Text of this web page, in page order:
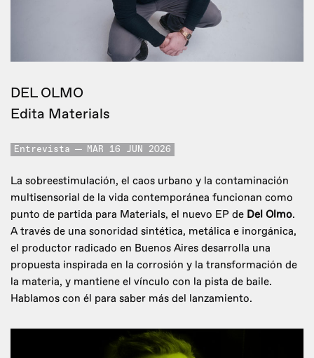
DEL OLMO
Edita Materials
Entrevista MAR 16 JUN 2026
La sobreestimulación, el caos urbano y la contaminación
multisensorial de la vida contemporánea funcionan como
punto de partida para Materials, el nuevo EP de Del Olmo.
A través de una sonoridad sintética, metálica e inorgánica,
el productor radicado en Buenos Aires desarrolla una
propuesta inspirada en la corrosión y la transformación de
la materia, y mantiene el vínculo con la pista de baile.
Hablamos con él para saber más del lanzamiento.